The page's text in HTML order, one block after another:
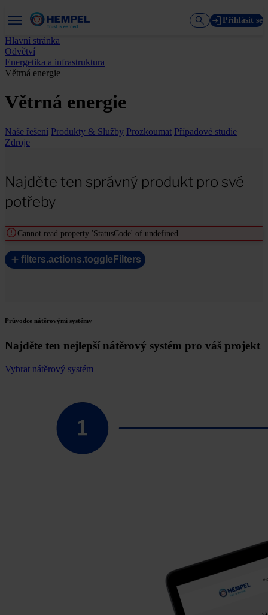
Přihlásit se
Hlavní stránka
Odvětví
Energetika a infrastruktura
Větrná energie
Větrná energie
Naše řešení Produkty & Služby Prozkoumat Případové studie
Zdroje
Najděte ten správný produkt pro své
potřeby
Cannot read property 'StatusCode' of undefined
filters.actions.toggleFilters
Průvodce nátěrovými systémy
Najděte ten nejlepší nátěrový systém pro váš projekt
Vybrat nátěrový systém